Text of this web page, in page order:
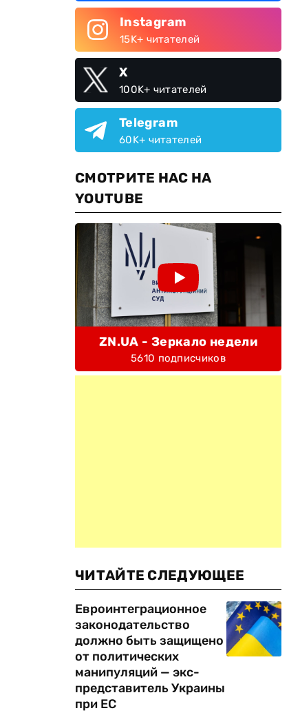
Instagram
15K+ читателей
X
100K+ читателей
Telegram
60K+ читателей
СМОТРИТЕ НАС НА
YOUTUBE
ZN.UA - Зеркало недели
5610 подписчиков
ЧИТАЙТЕ СЛЕДУЮЩЕЕ
Евроинтеграционное
законодательство
должно быть защищено
от политических
манипуляций — экс-
представитель Украины
при ЕС